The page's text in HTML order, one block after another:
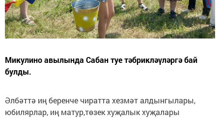
Микулино авылында Сабан туе тәбрикләүләргә бай
булды.
Әлбәттә иң беренче чиратта хезмәт алдынгылары,
юбилярлар, иң матур,төзек хуҗалык хуҗалары